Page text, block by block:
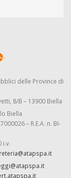
delle Province di
8/B – 13900 Biella
Biella
– R.E.A. n. BI-
i.v.